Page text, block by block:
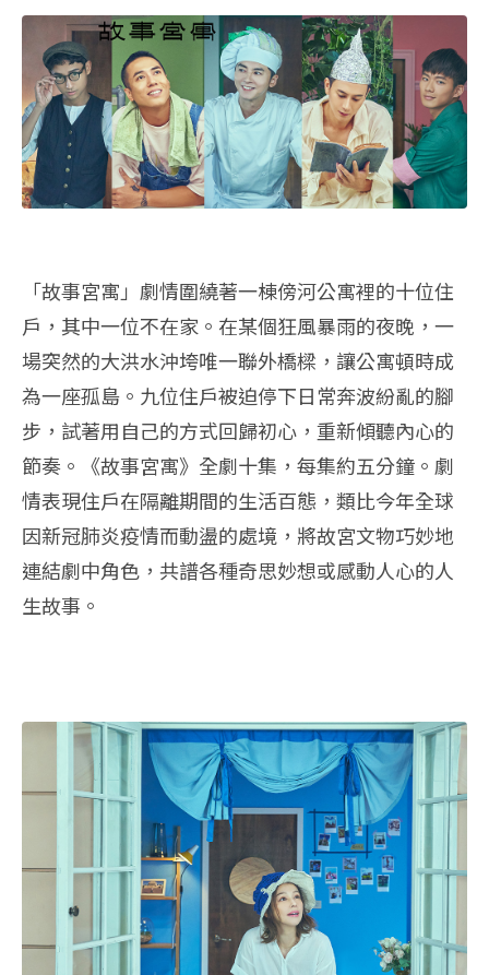
「故事宮寓」劇情圍繞著一棟傍河公寓裡的十位住
戶，其中一位不在家。在某個狂風暴雨的夜晚，一
場突然的大洪水沖垮唯一聯外橋樑，讓公寓頓時成
為一座孤島。九位住戶被迫停下日常奔波紛亂的腳
步，試著用自己的方式回歸初心，重新傾聽內心的
節奏。《故事宮寓》全劇十集，每集約五分鐘。劇
情表現住戶在隔離期間的生活百態，類比今年全球
因新冠肺炎疫情而動盪的處境，將故宮文物巧妙地
連結劇中角色，共譜各種奇思妙想或感動人心的人
生故事。